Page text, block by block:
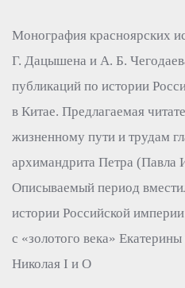
Монография красноярских
Г. Дацышена и А. Б.
публикаций по истории
в Китае. Предлагаемая
жизненному пути и трудам
архимандрита Петра (Павла
Описываемый период
истории Российской
с «золотого века»
Николая I и О